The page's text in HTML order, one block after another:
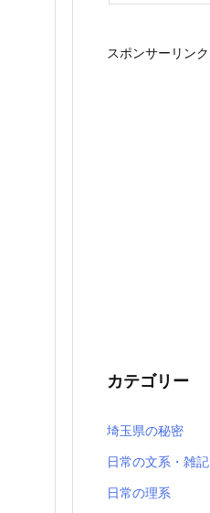
スポンサーリンク
カテゴリー
埼玉県の秘密
日常の文系・雑記
日常の理系